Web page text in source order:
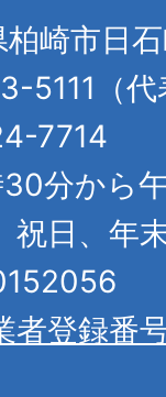
崎市日
5111（代
7714
分から
祝日、年
者登録番